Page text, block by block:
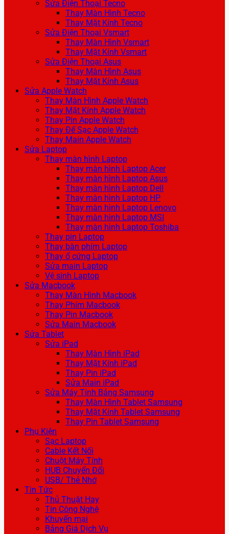
Sửa Điện Thoại Tecno
Thay Màn Hình Tecno
Thay Mặt Kính Tecno
Sửa Điện Thoại Vsmart
Thay Màn Hình Vsmart
Thay Mặt Kính Vsmart
Sửa Điện Thoại Asus
Thay Màn Hình Asus
Thay Mặt Kính Asus
Sửa Apple Watch
Thay Màn Hình Apple Watch
Thay Mặt Kính Apple Watch
Thay Pin Apple Watch
Thay Đế Sạc Apple Watch
Thay Main Apple Watch
Sửa Laptop
Thay màn hình Laptop
Thay màn hình Laptop Acer
Thay màn hình Laptop Asus
Thay màn hình Laptop Dell
Thay màn hình Laptop HP
Thay màn hình Laptop Lenovo
Thay màn hình Laptop MSI
Thay màn hình Laptop Toshiba
Thay pin Laptop
Thay bàn phím Laptop
Thay ổ cứng Laptop
Sửa main Laptop
Vệ sinh Laptop
Sửa Macbook
Thay Màn Hình Macbook
Thay Phím Macbook
Thay Pin Macbook
Sửa Main Macbook
Sửa Tablet
Sửa iPad
Thay Màn Hình iPad
Thay Mặt Kính iPad
Thay Pin iPad
Sửa Main iPad
Sửa Máy Tính Bảng Samsung
Thay Màn Hình Tablet Samsung
Thay Mặt Kính Tablet Samsung
Thay Pin Tablet Samsung
Phụ Kiện
Sạc Laptop
Cable Kết Nối
Chuột Máy Tính
HUB Chuyển Đổi
USB/ Thẻ Nhớ
Tin Tức
Thủ Thuật Hay
Tin Công Nghệ
Khuyến mại
Bảng Giá Dịch Vụ